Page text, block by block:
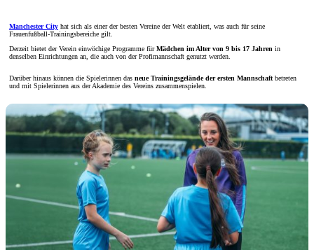
Manchester City hat sich als einer der besten Vereine der Welt etabliert, was auch für seine
Frauenfußball-Trainingsbereiche gilt.
Derzeit bietet der Verein einwöchige Programme fürMädchen im Alter von 9 bis 17 Jahren in
denselben Einrichtungen an, die auch von der Profimannschaft genutzt werden.
Darüber hinaus können die Spielerinnen das neue Trainingsgelände der ersten Mannschaft betreten
und mit Spielerinnen aus der Akademie des Vereins zusammenspielen.